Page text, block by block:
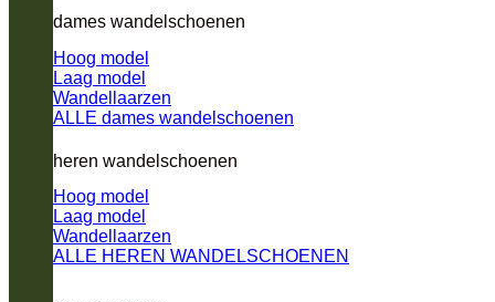
dames wandelschoenen
Hoog model
Laag model
Wandellaarzen
ALLE dames wandelschoenen
heren wandelschoenen
Hoog model
Laag model
Wandellaarzen
ALLE HEREN WANDELSCHOENEN